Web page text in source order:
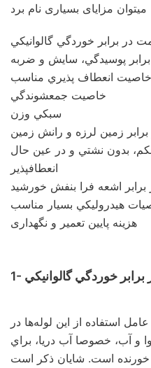
در برابر خوردگي گالوانيكي
پوسيدگي، سايش و ضربه
خاصيت انعطاف پذيري مناسب
خاصيت جمعشوندگي
سبكي وزن
زمين لرزه و رانش زمين
بدون نشتي و در عين حال
انعطافپذير
برابر اشعه فرا بنفش خورشيد
هيدروليكي بسيار مناسب
هزینه پایین تعمیر و نگهداری
برابر خوردگي گالوانيكي
استفاده از اين لوله‌ها در
و آب، خصوصا آب دريا، براي
خورنده است. شايان ذكر است